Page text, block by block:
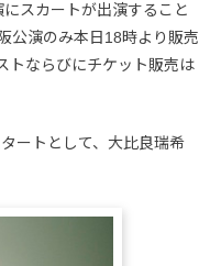
スカートが出演すること
公演のみ本日18時より販売
トならびにチケット販売は
ートとして、大比良瑞希